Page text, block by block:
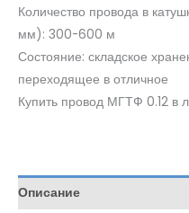
Количество провода в
мм): 300-600 м
Состояние: складское
переходящее в отличное
Купить провод МГТФ 0.12 в
Описание